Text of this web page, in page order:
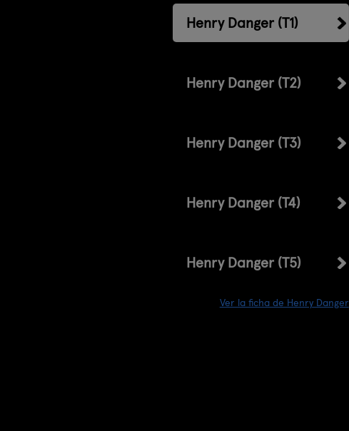
Henry Danger (T1)
Henry Danger (T2)
Henry Danger (T3)
Henry Danger (T4)
Henry Danger (T5)
Ver la ficha de Henry Danger